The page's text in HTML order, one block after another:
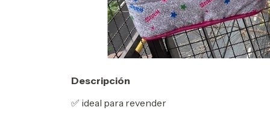
Descripción
✅ ideal para revender